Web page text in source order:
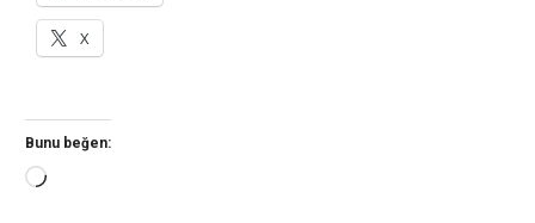
X
Bunu beğen:
Yükleniyor...